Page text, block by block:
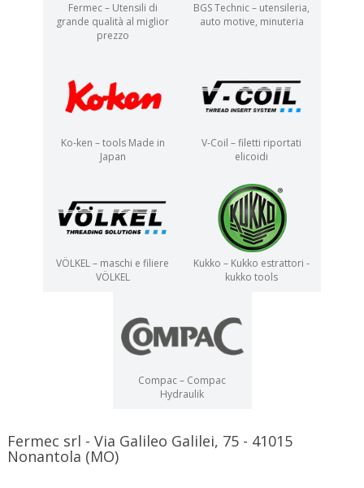
Fermec – Utensili di
grande qualità al miglior
prezzo
BGS Technic – utensileria,
auto motive, minuteria
Ko-ken – tools Made in
Japan
V-Coil – filetti riportati
elicoidi
VÖLKEL – maschi e filiere
VÖLKEL
Kukko – Kukko estrattori -
kukko tools
Compac – Compac
Hydraulik
Fermec srl - Via Galileo Galilei, 75 - 41015
Nonantola (MO)